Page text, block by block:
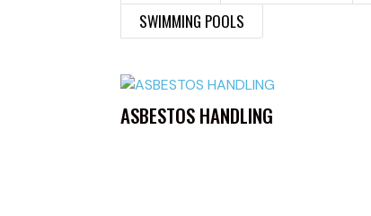
SWIMMING POOLS
ASBESTOS HANDLING